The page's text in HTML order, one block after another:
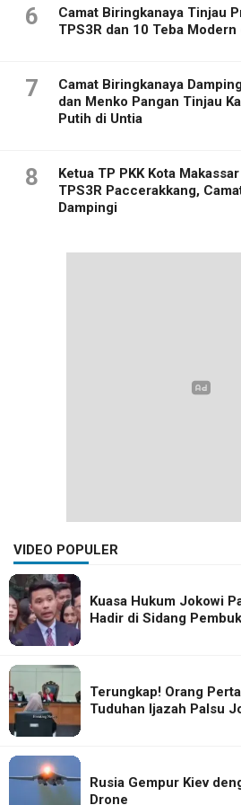
6
Camat Biringkanaya Tinjau
TPS3R dan 10 Teba
7
Camat Biringkanaya
dan Menko Pangan Tinjau
Putih di Untia
8
Ketua TP PKK Kota
TPS3R Paccerakkang,
Dampingi
VIDEO POPULER
Kuasa Hukum Jokowi
Hadir di Sidang
Terungkap! Orang
Tuduhan Ijazah Palsu
Rusia Gempur Kiev
Drone